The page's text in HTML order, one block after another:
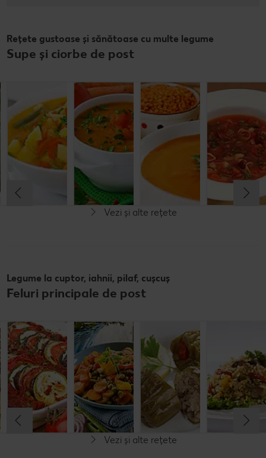
Rețete gustoase și sănătoase cu multe legume
Supe și ciorbe de post
spanac și
dovlecel
Cel mult 60 minute
Rafinat
oltenească de
legume
Cel mult 60 minute
Supă cremă de
roşii si ardei
Cel mult 60 minute
Supă cremă de
Cel mult 60 minute
Simplu
Vezi și alte rețete
Legume la cuptor, iahnii, pilaf, cușcuș
Feluri principale de post
Rondele de
cartofi cu
ciuperci
Cel mult 30 minute
Simplu
Legume la
cuptor în sos
tomat
Cel mult 60 minute
Rafinat
Ghiveci
sârbesc
Cel mult 60 minute
Rafinat
Cel mult 60 minute
Rafinat
Vezi și alte rețete